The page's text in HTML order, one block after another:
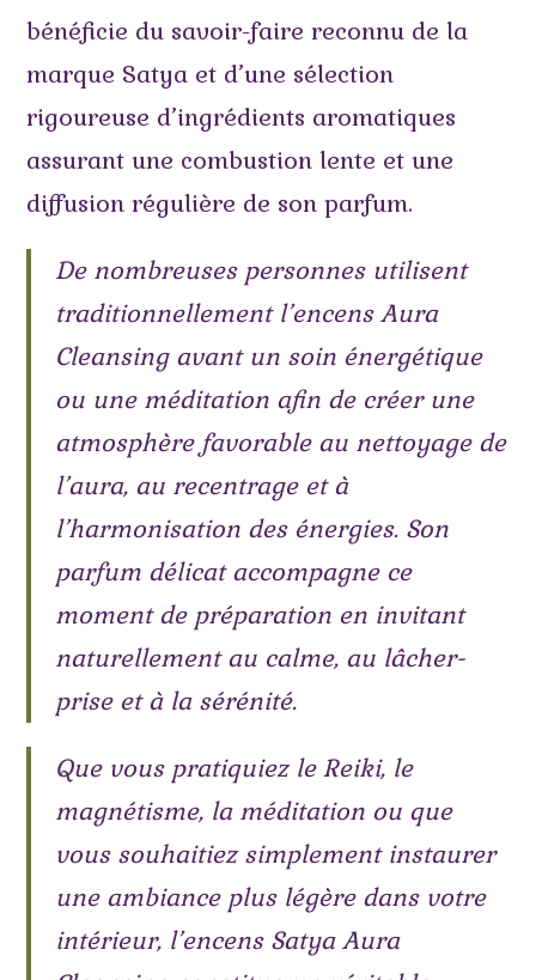
bénéficie du savoir-faire reconnu de la
marque Satya et d’une sélection
rigoureuse d’ingrédients aromatiques
assurant une combustion lente et une
diffusion régulière de son parfum.
De nombreuses personnes utilisent
traditionnellement l’encens Aura
Cleansing avant un soin énergétique
ou une méditation afin de créer une
atmosphère favorable au nettoyage de
l’aura, au recentrage et à
l’harmonisation des énergies. Son
parfum délicat accompagne ce
moment de préparation en invitant
naturellement au calme, au lâcher-
prise et à la sérénité.
Que vous pratiquiez le Reiki, le
magnétisme, la méditation ou que
vous souhaitiez simplement instaurer
une ambiance plus légère dans votre
intérieur, l’encens Satya Aura